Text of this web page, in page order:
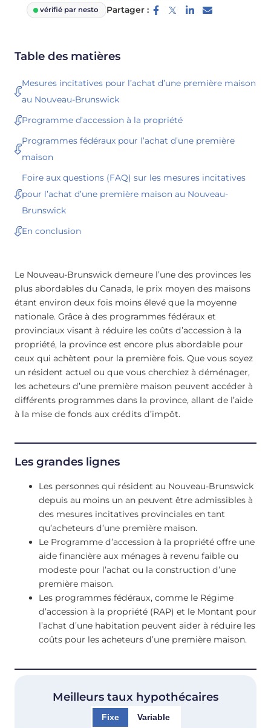
vérifié par nesto
Partager :
Table des matières
Mesures incitatives pour l’achat d’une première maison
au Nouveau-Brunswick
Programme d’accession à la propriété
Programmes fédéraux pour l’achat d’une première
maison
Foire aux questions (FAQ) sur les mesures incitatives
pour l’achat d’une première maison au Nouveau-
Brunswick
En conclusion
Le Nouveau-Brunswick demeure l’une des provinces les
plus abordables du Canada, le prix moyen des maisons
étant environ deux fois moins élevé que la moyenne
nationale. Grâce à des programmes fédéraux et
provinciaux visant à réduire les coûts d’accession à la
propriété, la province est encore plus abordable pour
ceux qui achètent pour la première fois. Que vous soyez
un résident actuel ou que vous cherchiez à déménager,
les acheteurs d’une première maison peuvent accéder à
différents programmes dans la province, allant de l’aide
à la mise de fonds aux crédits d’impôt.
Les grandes lignes
Les personnes qui résident au Nouveau-Brunswick
depuis au moins un an peuvent être admissibles à
des mesures incitatives provinciales en tant
qu’acheteurs d’une première maison.
Le Programme d’accession à la propriété offre une
aide financière aux ménages à revenu faible ou
modeste pour l’achat ou la construction d’une
première maison.
Les programmes fédéraux, comme le Régime
d’accession à la propriété (RAP) et le Montant pour
l’achat d’une habitation peuvent aider à réduire les
coûts pour les acheteurs d’une première maison.
Meilleurs taux hypothécaires
Fixe Variable